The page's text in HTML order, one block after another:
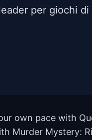
per giochi
own pace with
Murder Mystery: